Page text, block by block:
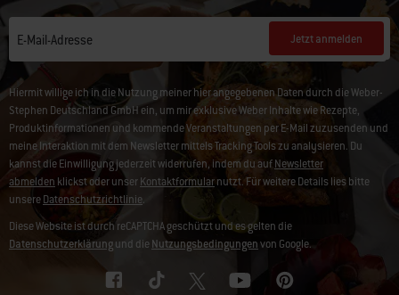
E-Mail-Adresse Jetzt anmelden
Hiermit willige ich in die Nutzung meiner hier angegebenen Daten durch die Weber-
Stephen Deutschland GmbH ein, um mir exklusive Weber Inhalte wie Rezepte,
Produktinformationen und kommende Veranstaltungen per E-Mail zuzusenden und
meine Interaktion mit dem Newsletter mittels Tracking Tools zu analysieren. Du
kannst die Einwilligung jederzeit widerrufen, indem du aufNewsletter
abmelden klickst oder unserKontaktformularnutzt. Für weitere Details lies bitte
unsereDatenschutzrichtlinie.
Diese Website ist durch reCAPTCHA geschützt und es gelten die
Datenschutzerklärungund dieNutzungsbedingungenvon Google.